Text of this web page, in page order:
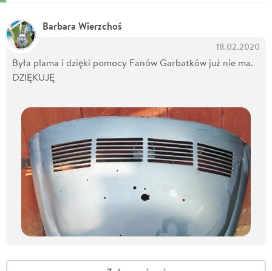
Barbara Wierzchoś
18.02.2020
Była plama i dzięki pomocy Fanów Garbatków już nie ma.
DZIĘKUJĘ